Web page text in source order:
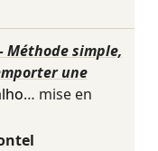
Méthode simple,
une
… mise en